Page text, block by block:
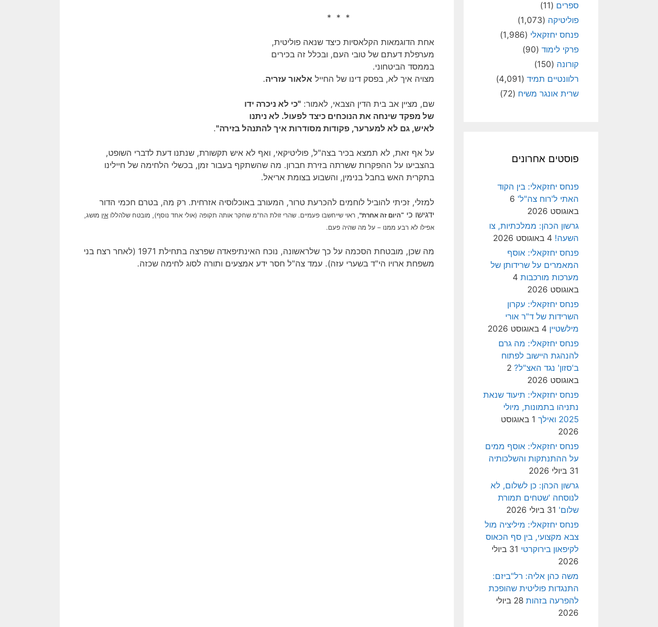
* * *
אחת הדוגמאות הקלאסיות כיצד שנאה פוליטית,
מערפלת דעתם של טובי העם, ובכלל זה בכירים
בממסד הביטחוני.
מצויה איך לא, בפסק דינו של החייל אלאור עזריה.
שם, מציין אב בית הדין הצבאי, לאמור: "כי לא ניכרה ידו
של מפקד שינחה את הנוכחים כיצד לפעול. לא ניתנו
לאיש, גם לא למערער, פקודות מסודרות איך להתנהל בזירה".
על אף זאת, לא תמצא בכיר בצה"ל, פוליטיקאי, ואף לא איש תקשורת, שנתנו דעת לדברי השופט,
בהצביעו על ההפקרות ששרתה בזירת חברון. מה שהשתקף בעבור זמן, בכשלי הלחימה של חיילינו
בתקרית האש בחבל בנימין, והשבוע בצומת אריאל.
למזלי, זכיתי להוביל לוחמים להכרעת טרור, המעורב באוכלוסיה אזרחית. רק מה, בטרם חכמי הדור
ידגישו כי "היום זה אחרת", ראוי שייחשבו פעמיים. שהרי זולת הח"מ שחקר אותה תקופה (אולי אחד נוסף), מובטח שלהללו אין מושג,
אפילו לא רבע ממנו – על מה שהיה פעם.
מה שכן, מובטחת הסכמה על כך שלראשונה, נוכח האינתיפאדה שפרצה בתחילת 1971 (לאחר רצח בני
משפחת ארויו הי"ד בשערי עזה). עמד צה"ל חסר ידע אמצעים ותורה לסוג לחימה שכזה.
ספרים (11)
פוליטיקה (1,073)
פנחס יחזקאלי (1,986)
פרקי לימוד (90)
קורונה (150)
רלוונטיים תמיד (4,091)
שרית אונגר משיח (72)
פוסטים אחרונים
פנחס יחזקאלי: בין הקוד
האתי ל'רוח צה"ל' 6
באוגוסט 2026
גרשון הכהן: ממלכתיות, צו
השעה! 4 באוגוסט 2026
פנחס יחזקאלי: אוסף
המאמרים על שרידותן של
מערכות מורכבות 4
באוגוסט 2026
פנחס יחזקאלי: עקרון
השרידות של ד"ר אורי
מילשטיין 4 באוגוסט 2026
פנחס יחזקאלי: מה גרם
להנהגת היישוב לפתוח
ב'סזון' נגד האצ"ל? 2
באוגוסט 2026
פנחס יחזקאלי: תיעוד שנאת
נתניהו בתמונות, מיולי
2025 ואילך
1 באוגוסט
2026
פנחס יחזקאלי: אוסף ממים
על ההתנתקות והשלכותיה
31 ביולי 2026
גרשון הכהן: כן לשלום, לא
לנוסחה 'שטחים תמורת
שלום' 31 ביולי 2026
פנחס יחזקאלי: מיליציה מול
צבא מקצועי, בין סף הכאוס
לקיפאון בירוקרטי
31 ביולי
2026
משה כהן אליה: רל"ביזם:
התנגדות פוליטית שהופכת
להפרעה בזהות
28 ביולי
2026